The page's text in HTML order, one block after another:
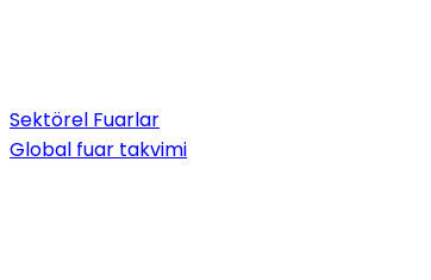
Sektörel Fuarlar
Global fuar takvimi